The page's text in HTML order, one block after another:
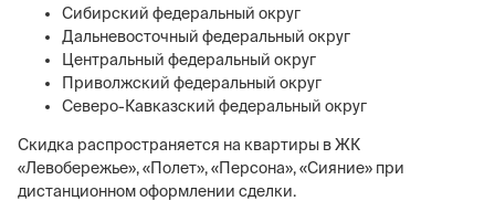
Сибирский федеральный округ
Дальневосточный федеральный округ
Центральный федеральный округ
Приволжский федеральный округ
Северо-Кавказский федеральный округ
Скидка распространяется на квартиры в ЖК
«Левобережье», «Полет», «Персона», «Сияние» при
дистанционном оформлении сделки.